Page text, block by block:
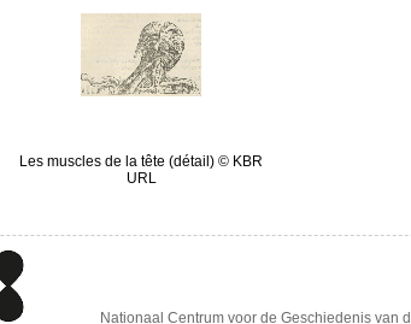
Les muscles de la tête (détail) © KBR
URL
Nationaal Centrum voor de Geschiedenis van